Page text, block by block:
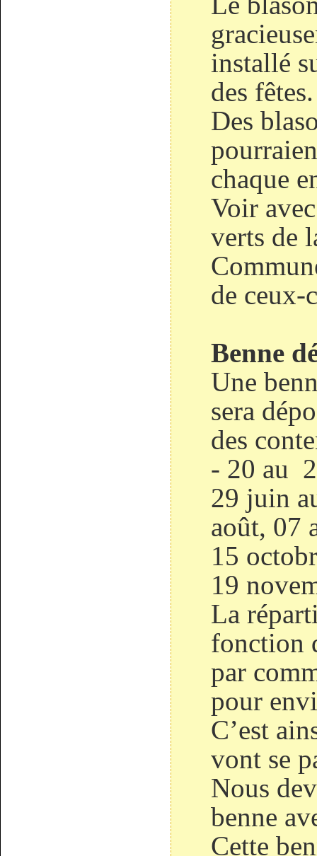
installé
des fêtes.
Des
chaque
Voir
verts de
de ceux-
Benne
Une
sera
des
- 20 au
29 juin
août, 07
15
19
La
fonction
par
pour
C’est
vont se
Nous
benne
Cette